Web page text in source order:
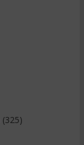
(325)